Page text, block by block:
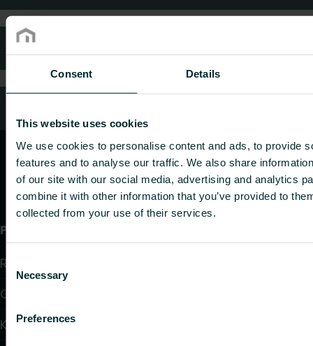
Consent Details
This website uses cookies
We use cookies to personalise content and ads, to provide
features and to analyse our traffic. We also share
of our site with our social media, advertising and analytics
combine it with other information that you’ve provided to
collected from your use of their services.
Consent
Selection
Necessary
Preferences
Kundtjänst
Produkter
Radiatorer
Golvvärme och golvkylning
Konvektorer och fläktkonvektorer